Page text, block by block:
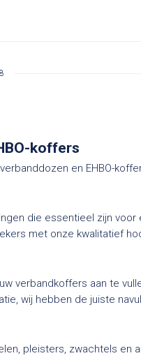
koffers
en EHBO-
die essentieel zijn voor
met onze kwalitatief
verbandkoffers aan te
wij hebben de juiste
pleisters, zwachtels en